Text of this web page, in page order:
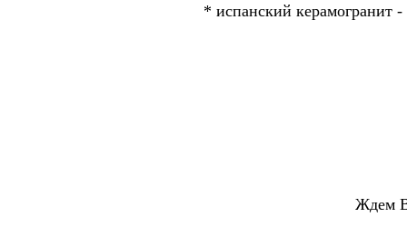
* испанский керамогранит -
Ждем